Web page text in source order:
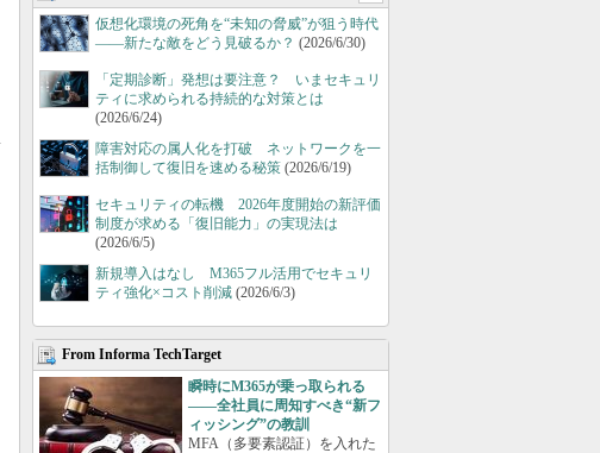
仮想化環境の死角を“未知の脅威”が狙う時代
――新たな敵をどう見破るか？ (2026/6/30)
「定期診断」発想は要注意？ いまセキュリ
ティに求められる持続的な対策とは
(2026/6/24)
障害対応の属人化を打破 ネットワークを一
括制御して復旧を速める秘策 (2026/6/19)
セキュリティの転機 2026年度開始の新評価
制度が求める「復旧能力」の実現法は
(2026/6/5)
新規導入はなし M365フル活用でセキュリ
ティ強化×コスト削減 (2026/6/3)
From Informa TechTarget
瞬時にM365が乗っ取られる
――全社員に周知すべき“新フ
ィッシング”の教訓
MFA（多要素認証）を入れた